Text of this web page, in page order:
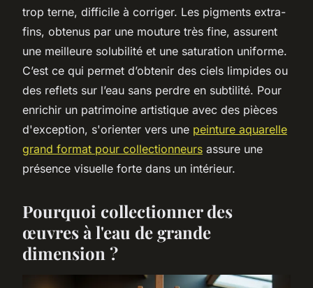
trop terne, difficile à corriger. Les pigments extra-
fins, obtenus par une mouture très fine, assurent
une meilleure solubilité et une saturation uniforme.
C’est ce qui permet d’obtenir des ciels limpides ou
des reflets sur l’eau sans perdre en subtilité. Pour
enrichir un patrimoine artistique avec des pièces
d'exception, s'orienter vers une peinture aquarelle
grand format pour collectionneurs assure une
présence visuelle forte dans un intérieur.
Pourquoi collectionner des
œuvres à l'eau de grande
dimension ?